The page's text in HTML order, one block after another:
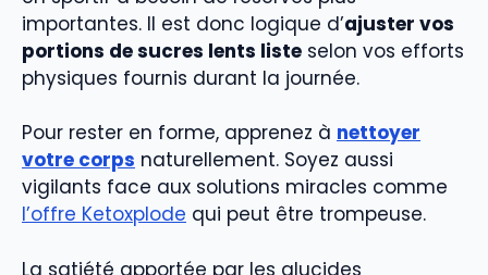
importantes. Il est donc logique d’ajuster vos
portions de sucres lents liste selon vos efforts
physiques fournis durant la journée.
Pour rester en forme, apprenez à nettoyer
votre corps naturellement. Soyez aussi
vigilants face aux solutions miracles comme
l’offre Ketoxplode qui peut être trompeuse.
La satiété apportée par les glucides